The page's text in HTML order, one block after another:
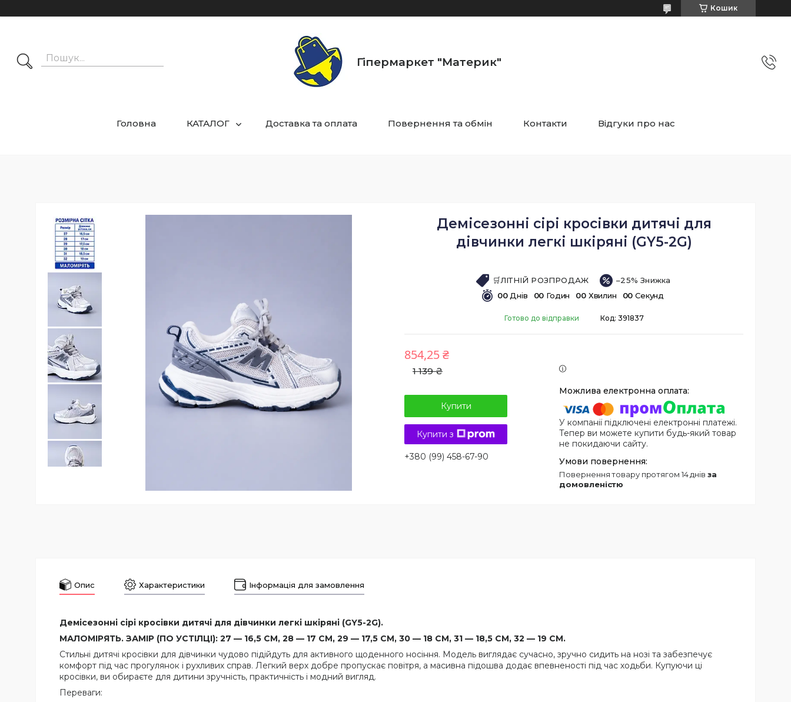
Кошик
Гіпермаркет "Материк"
Головна КАТАЛОГ Доставка та оплата Повернення та обмін Контакти Відгуки про нас
Демісезонні сірі кросівки дитячі для
дівчинки легкі шкіряні (GY5-2G)
🛒ЛІТНІЙ РОЗПРОДАЖ
–25%
00 Днів 00 Годин 00 Хвилин 00 Секунд
Готово до відправки Код: 391837
1 139 ₴
854,25 ₴
Купити
Купити з
+380 (99) 458-67-90
У компанії підключені електронні платежі.
Тепер ви можете купити будь-який товар
не покидаючи сайту.
повернення товару протягом 14 днів за
домовленістю
Опис Характеристики Інформація для замовлення
Демісезонні сірі кросівки дитячі для дівчинки легкі шкіряні (GY5-2G).
МАЛОМІРЯТЬ. ЗАМІР (ПО УСТІЛЦІ): 27 — 16,5 СМ, 28 — 17 СМ, 29 — 17,5 СМ, 30 — 18 СМ, 31 — 18,5 СМ, 32 — 19 СМ.
Стильні дитячі кросівки для дівчинки чудово підійдуть для активного щоденного носіння. Модель виглядає сучасно, зручно сидить на нозі та забезпечує
комфорт під час прогулянок і рухливих справ. Легкий верх добре пропускає повітря, а масивна підошва додає впевненості під час ходьби. Купуючи ці
кросівки, ви обираєте для дитини зручність, практичність і модний вигляд.
Переваги: